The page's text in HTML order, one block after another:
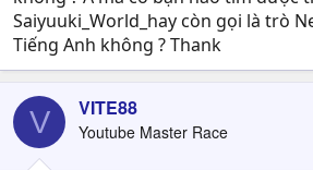
Saiyuuki_World_hay còn gọi là trò
Tiếng Anh không ? Thank
V VITE88
Youtube Master Race